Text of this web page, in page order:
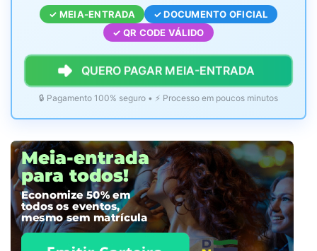
✓ MEIA-ENTRADA
✓ DOCUMENTO OFICIAL
✓ QR CODE VÁLIDO
QUERO PAGAR MEIA-ENTRADA
🔒 Pagamento 100% seguro • ⚡ Processo em poucos minutos